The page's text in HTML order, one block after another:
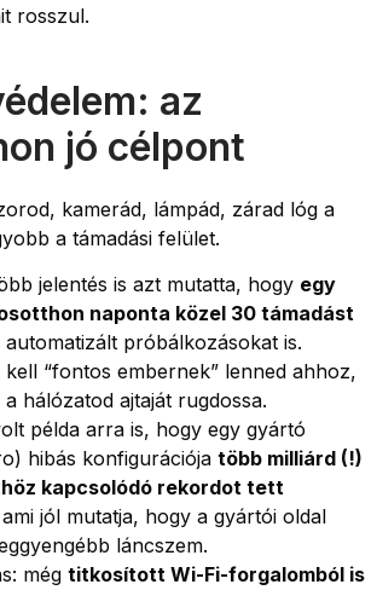
rosszul.
az
jó célpont
kamerád, lámpád, zárad lóg a
a támadási felület.
jelentés is azt mutatta, hogy egy
naponta közel 30 támadást
automatizált próbálkozásokat is.
kell “fontos embernek” lenned ahhoz,
hálózatod ajtaját rugdossa.
példa arra is, hogy egy gyártó
hibás konfigurációja több milliárd (!)
kapcsolódó rekordot tett
jól mutatja, hogy a gyártói oldal
láncszem.
még titkosított Wi-Fi-forgalomból is